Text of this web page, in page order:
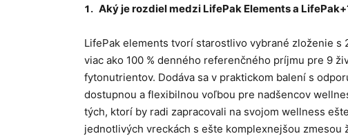
1. Aký je rozdiel medzi LifePak Elements a
LifePak elements tvorí starostlivo vybrané zloženie
viac ako 100 % denného referenčného príjmu pre 9
fytonutrientov. Dodáva sa v praktickom balení s
dostupnou a flexibilnou voľbou pre nadšencov
tých, ktorí by radi zapracovali na svojom wellness
jednotlivých vreckách s ešte komplexnejšou